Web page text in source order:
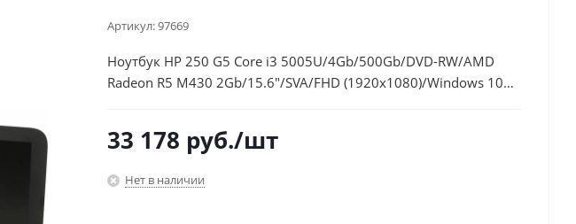
Артикул:97669
Ноутбук HP 250 G5 Core i3 5005U/4Gb/500Gb/DVD-RW/AMD
Radeon R5 M430 2Gb/15.6"/SVA/FHD (1920x1080)/Windows 10
33 178 руб./шт
Нет в наличии